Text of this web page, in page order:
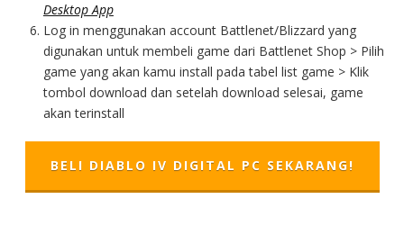
Desktop App
Log in menggunakan account Battlenet/Blizzard yang
digunakan untuk membeli game dari Battlenet Shop > Pilih
game yang akan kamu install pada tabel list game > Klik
tombol download dan setelah download selesai, game
akan terinstall
BELI DIABLO IV DIGITAL PC SEKARANG!